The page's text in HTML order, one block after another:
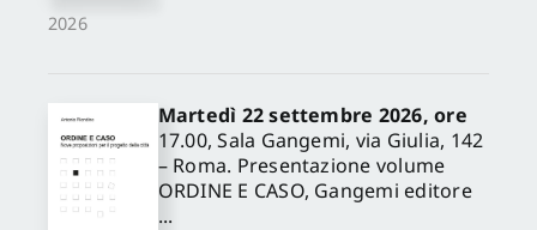
2026
Martedì 22 settembre 2026, ore
17.00, Sala Gangemi, via Giulia, 142
– Roma. Presentazione volume
ORDINE E CASO, Gangemi editore
...